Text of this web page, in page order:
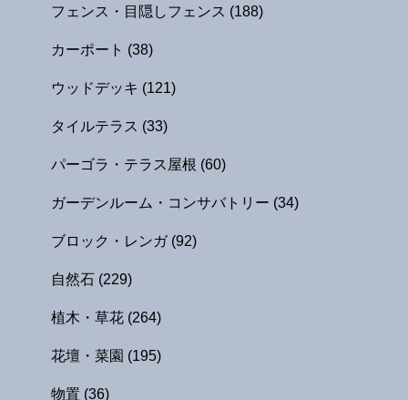
フェンス・目隠しフェンス (188)
カーポート (38)
ウッドデッキ (121)
タイルテラス (33)
パーゴラ・テラス屋根 (60)
ガーデンルーム・コンサバトリー (34)
ブロック・レンガ (92)
自然石 (229)
植木・草花 (264)
花壇・菜園 (195)
物置 (36)